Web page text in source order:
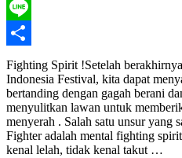
Telegram
Line
Share
Fighting Spirit !Setelah
Indonesia Festival, kita dapat
bertanding dengan gagah berani
menyulitkan lawan untuk
menyerah . Salah satu unsur yang
Fighter adalah mental fighting
kenal lelah, tidak kenal takut …